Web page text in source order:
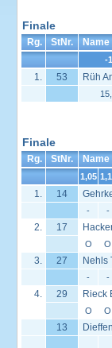
Finale
Rg. StNr. Name
-
1. 53 Rüh
Finale
Rg. StNr. Name
1,05
1. 14
- -
2. 17
O O
3. 27 Nehls
- -
4. 29 Rieck
O O
13